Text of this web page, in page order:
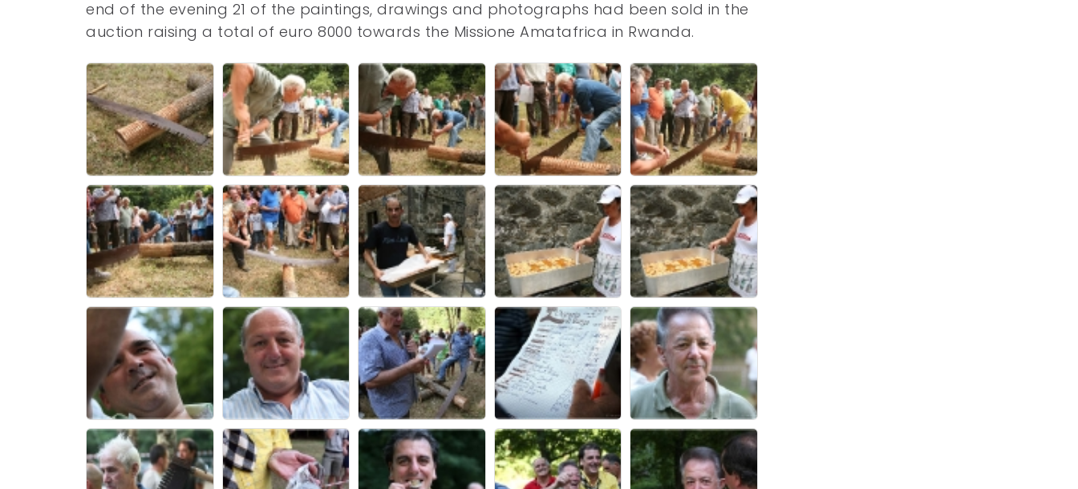
end of the evening 21 of the paintings, drawings and photographs had been sold in the
auction raising a total of euro 8000 towards the Missione Amatafrica in Rwanda.